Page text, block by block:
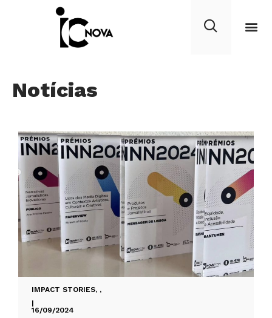
Notícias
IMPACT STORIES, ,
|
16/09/2024